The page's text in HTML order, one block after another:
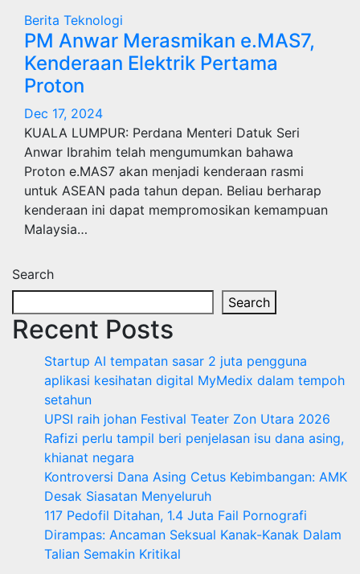
Berita Teknologi
PM Anwar Merasmikan e.MAS7,
Kenderaan Elektrik Pertama
Proton
Dec 17, 2024
KUALA LUMPUR: Perdana Menteri Datuk Seri
Anwar Ibrahim telah mengumumkan bahawa
Proton e.MAS7 akan menjadi kenderaan rasmi
untuk ASEAN pada tahun depan. Beliau berharap
kenderaan ini dapat mempromosikan kemampuan
Malaysia…
Search
Search
Recent Posts
Startup AI tempatan sasar 2 juta pengguna
aplikasi kesihatan digital MyMedix dalam tempoh
setahun
UPSI raih johan Festival Teater Zon Utara 2026
Rafizi perlu tampil beri penjelasan isu dana asing,
khianat negara
Kontroversi Dana Asing Cetus Kebimbangan: AMK
Desak Siasatan Menyeluruh
117 Pedofil Ditahan, 1.4 Juta Fail Pornografi
Dirampas: Ancaman Seksual Kanak-Kanak Dalam
Talian Semakin Kritikal